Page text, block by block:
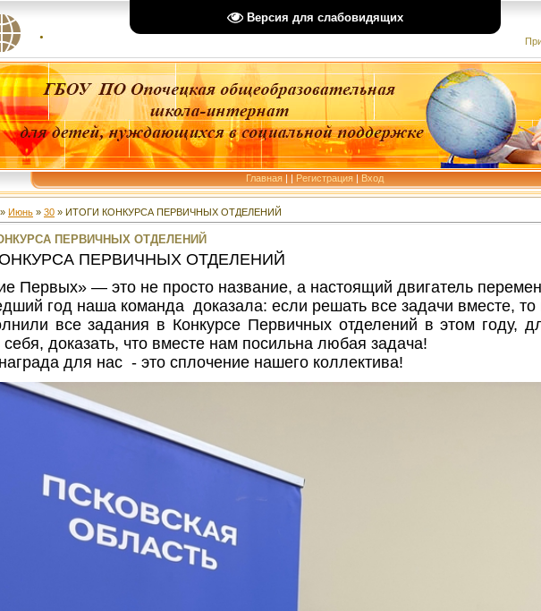
Версия для слабовидящих
.
Главная | | Регистрация | Вход
» Июнь » 30 » ИТОГИ КОНКУРСА ПЕРВИЧНЫХ ОТДЕЛЕНИЙ
ПЕРВИЧНЫХ ОТДЕЛЕНИЙ
ПЕРВИЧНЫХ ОТДЕЛЕНИЙ
Первых» — это не просто название, а настоящий двигатель
год наша команда доказала: если решать все задачи вместе, то
все задания в Конкурсе Первичных отделений в этом году,
себя, доказать, что вместе нам посильна любая задача!
для нас - это сплочение нашего коллектива!